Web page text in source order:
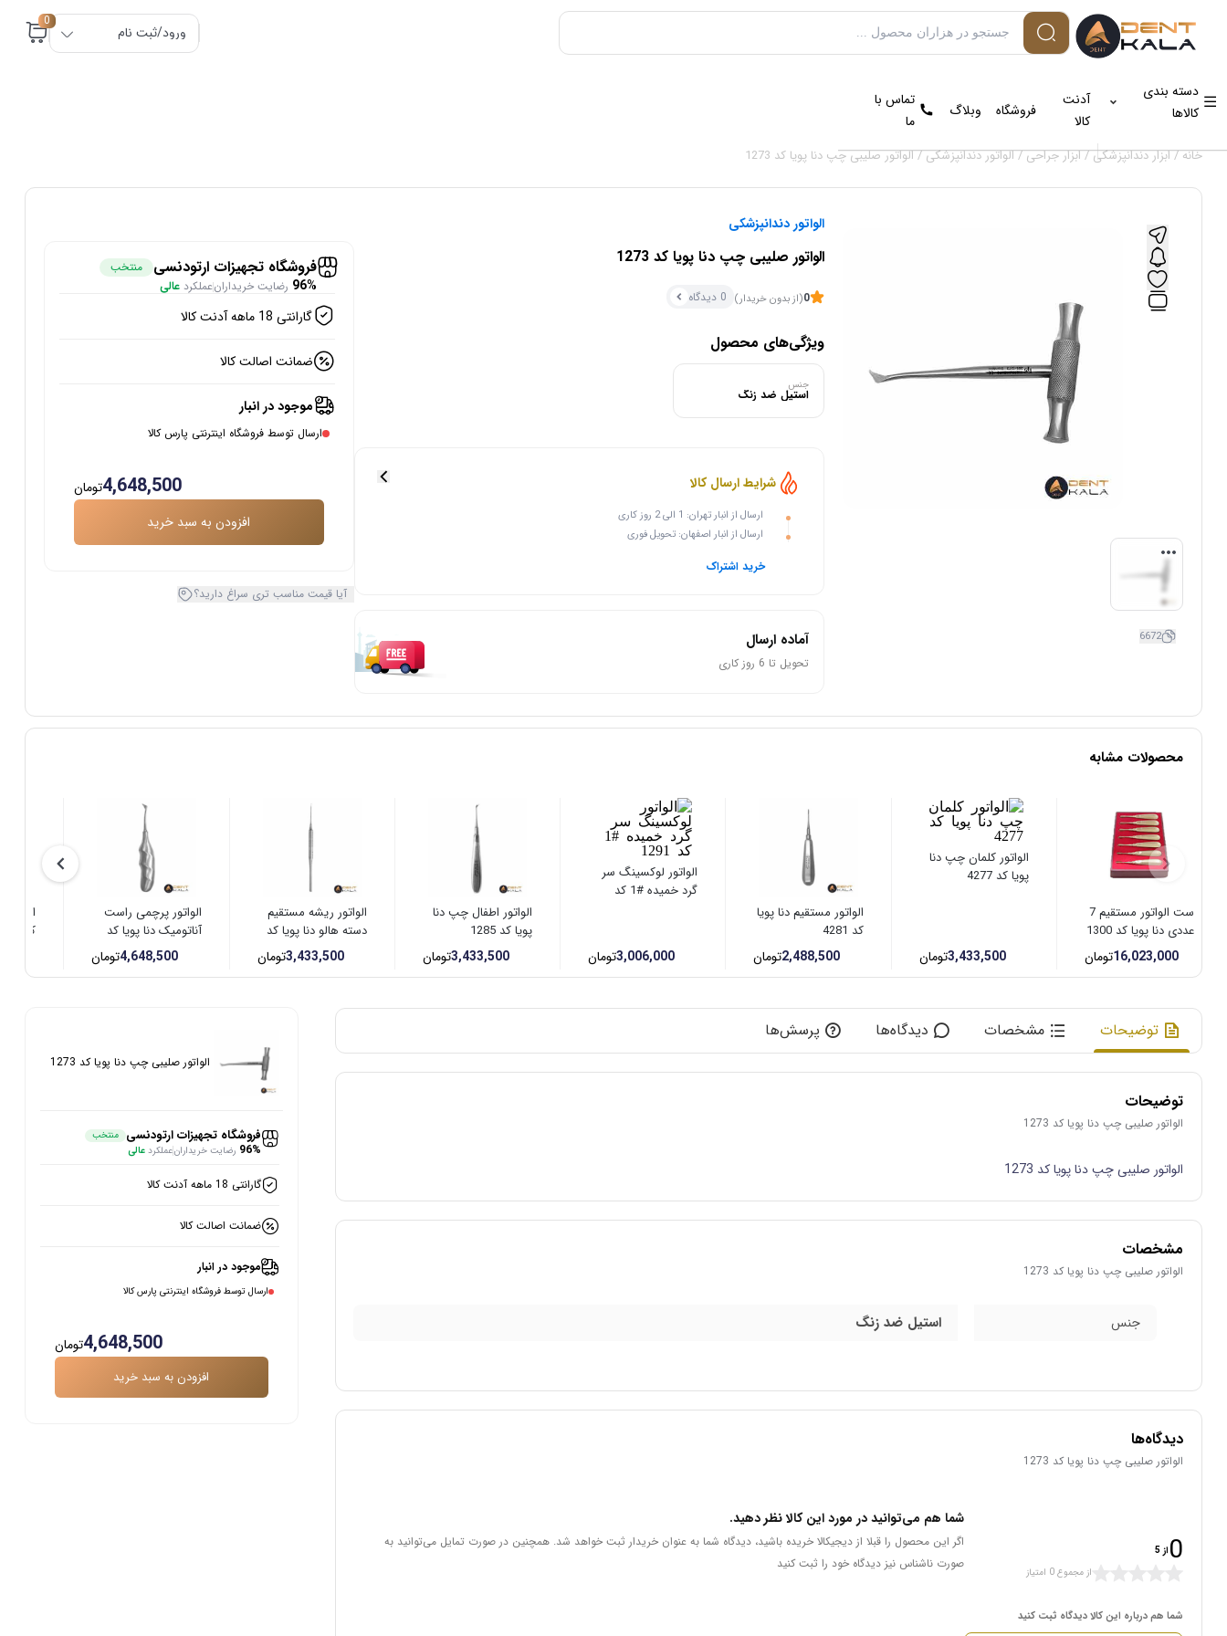
ورود/ثبت نام
0
دسته بندی
کالاها
آدنت
کالا
فروشگاه وبلاگ
تماس با
ما
خانه/ابزار دندانپزشکی/ابزار جراحی/الواتور دندانپزشکی/ الواتور صلیبی چپ دنا پویا کد 1273
6672
الواتور دندانپزشکی
الواتور صلیبی چپ دنا پویا کد 1273
0(از بدون خریدار) 0 دیدگاه
ویژگی‌های محصول
جنس
استیل ضد زنگ
شرایط ارسال کالا
ارسال از انبار تهران: 1 الی 2 روز کاری
ارسال از انبار اصفهان: تحویل فوری
خرید اشتراک
آماده ارسال
تحویل تا 6 روز کاری
فروشگاه تجهیزات ارتودنسی منتخب
96% رضایت خریدارانعملکردعالی
گارانتی 18 ماهه آدنت کالا
ضمانت اصالت کالا
موجود در انبار
ارسال توسط فروشگاه اینترنتی پارس کالا
افزودن به سبد خرید
4,648,500تومان
آیا قیمت مناسب تری سراغ دارید؟
محصولات مشابه
ست الواتور مستقیم 7
عددی دنا پویا کد 1300
16,023,000تومان
الواتور کلمان چپ دنا
پویا کد 4277
3,433,500تومان
الواتور مستقیم دنا پویا
کد 4281
2,488,500تومان
الواتور لوکسینگ سر
گرد خمیده #1 کد
3,006,000تومان
الواتور اطفال چپ دنا
پویا کد 1285
3,433,500تومان
الواتور ریشه مستقیم
دسته هالو دنا پویا کد
1264
3,433,500تومان
الواتور پرچمی راست
آناتومیک دنا پویا کد
4205
4,648,500تومان
کد 1224
توضیحات مشخصات دیدگاه‌ها پرسش‌ها
توضیحات
الواتور صلیبی چپ دنا پویا کد 1273
الواتور صلیبی چپ دنا پویا کد 1273
مشخصات
الواتور صلیبی چپ دنا پویا کد 1273
جنس استیل ضد زنگ
دیدگاه‌ها
الواتور صلیبی چپ دنا پویا کد 1273
0 از 5
از مجموع 0 امتیاز
شما هم درباره این کالا دیدگاه ثبت کنید
شما هم می‌توانید در مورد این کالا نظر دهید.
اگر این محصول را قبلا از دیجیکالا خریده باشید، دیدگاه شما به عنوان خریدار ثبت خواهد شد. همچنین در صورت تمایل می‌توانید به
صورت ناشناس نیز دیدگاه خود را ثبت کنید
الواتور صلیبی چپ دنا پویا کد 1273
فروشگاه تجهیزات ارتودنسی منتخب
96% رضایت خریدارانعملکردعالی
گارانتی 18 ماهه آدنت کالا
ضمانت اصالت کالا
موجود در انبار
ارسال توسط فروشگاه اینترنتی پارس کالا
افزودن به سبد خرید
4,648,500تومان